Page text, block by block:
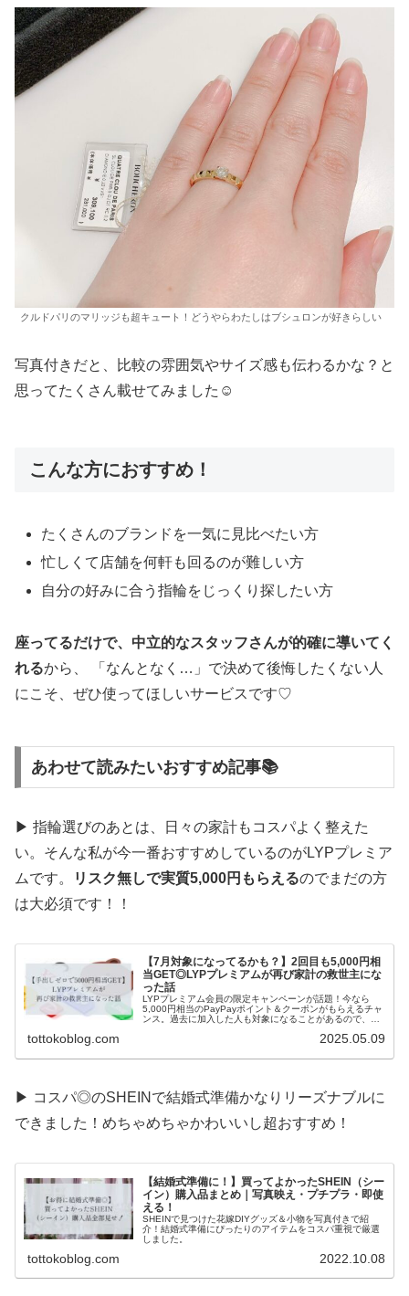
クルドパリのマリッジも超キュート！どうやらわたしはブシュロンが好きらしい
写真付きだと、比較の雰囲気やサイズ感も伝わるかな？と
思ってたくさん載せてみました☺️
こんな方におすすめ！
たくさんのブランドを一気に見比べたい方
忙しくて店舗を何軒も回るのが難しい方
自分の好みに合う指輪をじっくり探したい方
座ってるだけで、中立的なスタッフさんが的確に導いてく
れるから、 「なんとなく…」で決めて後悔したくない人
にこそ、ぜひ使ってほしいサービスです♡
あわせて読みたいおすすめ記事📚
▶ 指輪選びのあとは、日々の家計もコスパよく整えた
い。そんな私が今一番おすすめしているのがLYPプレミア
ムです。
リスク無しで実質5,000円もらえるのでまだの方
は大必須です！！
【7月対象になってるかも？】2回目も5,000円相
当GET◎LYPプレミアムが再び家計の救世主にな
った話
LYPプレミアム会員の限定キャンペーンが話題！今なら
5,000円相当のPayPayポイント＆クーポンがもらえるチャ
ンス。過去に加入した人も対象になることがあるので、ま
tottokoblog.com 2025.05.09
▶ コスパ◎のSHEINで結婚式準備かなりリーズナブルに
できました！めちゃめちゃかわいいし超おすすめ！
【結婚式準備に！】買ってよかったSHEIN（シー
イン）購入品まとめ｜写真映え・プチプラ・即使
える！
SHEINで見つけた花嫁DIYグッズ＆小物を写真付きで紹
介！結婚式準備にぴったりのアイテムをコスパ重視で厳選
しました。
tottokoblog.com 2022.10.08